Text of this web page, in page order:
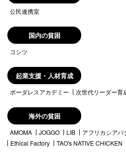
公民連携室
国内の貧困
コシツ
起業支援・人材育成
ボーダレスアカデミー 次世代リーダー育
海外の貧困
AMOMA JOGGO LIB アフリカシアバ
Ethical Factory
TAO's NATIVE CHICKEN